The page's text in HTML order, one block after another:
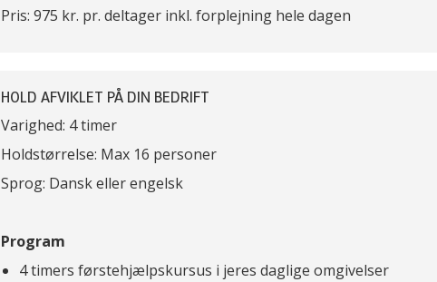
Pris: 975 kr. pr. deltager inkl. forplejning hele dagen
HOLD AFVIKLET PÅ DIN BEDRIFT
Varighed: 4 timer
Holdstørrelse: Max 16 personer
Sprog: Dansk eller engelsk
Program
4 timers førstehjælpskursus i jeres daglige omgivelser